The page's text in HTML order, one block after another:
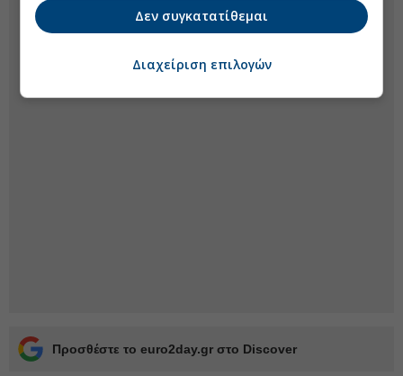
Προσθέστε το euro2day.gr στο Discover
Δεν συγκατατίθεμαι
Διαχείριση επιλογών